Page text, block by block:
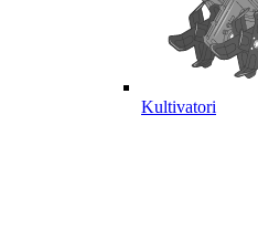
Kultivatori